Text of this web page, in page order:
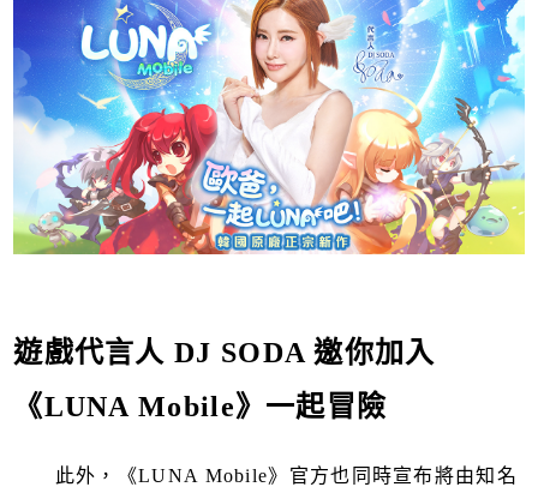
遊戲代言人 DJ SODA 邀你加入
《LUNA Mobile》一起冒險
此外，《LUNA Mobile》官方也同時宣布將由知名